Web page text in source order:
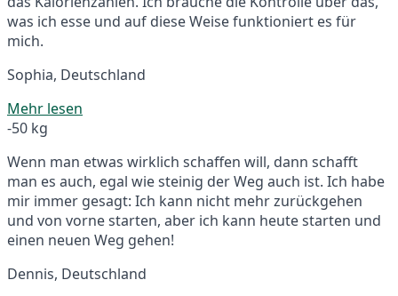
was ich esse und auf diese Weise funktioniert es für
mich.
Sophia, Deutschland
Mehr lesen
-50 kg
Wenn man etwas wirklich schaffen will, dann schafft
man es auch, egal wie steinig der Weg auch ist. Ich habe
mir immer gesagt: Ich kann nicht mehr zurückgehen
und von vorne starten, aber ich kann heute starten und
einen neuen Weg gehen!
Dennis, Deutschland